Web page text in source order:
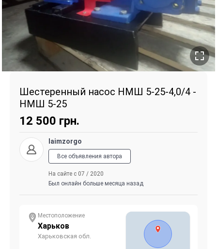
Шестеренный насос НМШ 5-25-4,0/4 -
НМШ 5-25
12 500 грн.
laimzorgo
Все объявления автора
На сайте с 07 / 2020
Был онлайн больше месяца назад
Местоположение
Харьков
Харьковская обл.